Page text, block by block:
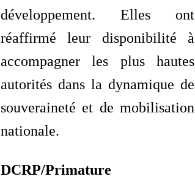
développement. Elles ont
réaffirmé leur disponibilité à
accompagner les plus hautes
autorités dans la dynamique de
souveraineté et de mobilisation
nationale.
DCRP/Primature